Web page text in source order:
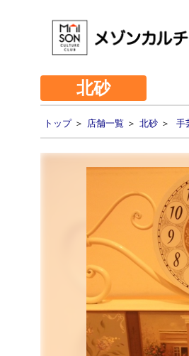
北砂
トップ＞ 店舗一覧 ＞ 北砂 ＞ 手